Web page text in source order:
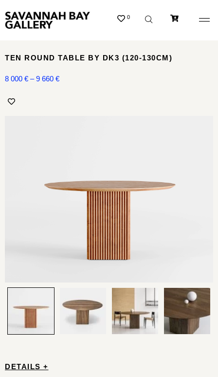
0
DETAILS +
TEN ROUND TABLE BY DK3 (120-130CM)
8 000 € – 9 660 €